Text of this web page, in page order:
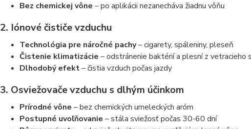
Bez chemickej vône – po aplikácii nezanecháva žiadnu vôňu
2. Iónové čističe vzduchu
Technológia pre náročné pachy– cigarety, spáleniny, pleseň
Čistenie klimatizácie – odstránenie baktérií a plesní z vetracieho
Dlhodobý efekt– čistia vzduch počas jazdy
3. Osviežovače vzduchu s dlhým účinkom
Prírodné vône – bez chemických umeleckých aróm
Postupné uvoľňovanie – stála sviežosť počas 30-60 dní